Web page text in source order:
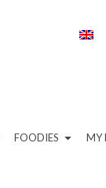
FOODIES MY